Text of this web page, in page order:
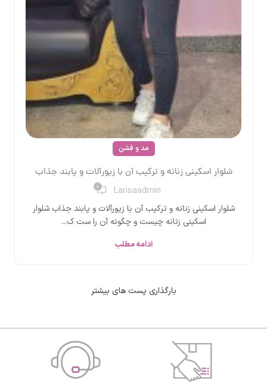
مد و فشن
شلوار اسکینی زنانه و ترکیب آن با زیورآلات و پابند جذاب
Larisaadmin
0
شلوار اسکینی زنانه و ترکیب آن با زیورآلات و پابند جذاب شلوار
اسکینی زنانه چیست و چگونه آن را ست ک...
ادامه مطلب
بارگذاری پست های بیشتر